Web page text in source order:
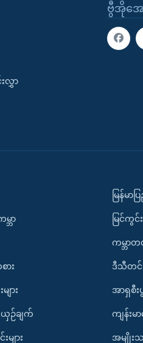
ဗွီအိုအ
လွှာ
ဘာ
း
ား
ယှဉ်ချက်
များ
မြန်မာ
မြင်ကွင်
ကမ္ဘာတ
ဒီသီတင်
အာရှစီး
ကျန်းမာ
အမျိုး